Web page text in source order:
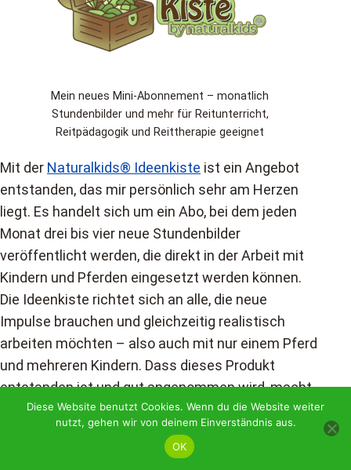
Mein neues Mini-Abonnement – monatlich
Stundenbilder und mehr für Reitunterricht,
Reitpädagogik und Reittherapie geeignet
Mit der Naturalkids® Ideenkiste ist ein Angebot
entstanden, das mir persönlich sehr am Herzen
liegt. Es handelt sich um ein Abo, bei dem jeden
Monat drei bis vier neue Stundenbilder
veröffentlicht werden, die direkt in der Arbeit mit
Kindern und Pferden eingesetzt werden können.
Die Ideenkiste richtet sich an alle, die neue
Impulse brauchen und gleichzeitig realistisch
arbeiten möchten – also auch mit nur einem Pferd
und mehreren Kindern. Dass dieses Produkt
entstanden ist und gut angenommen wird, macht
mich sehr stolz.
Naturalkids® Ranch
Diese Website benutzt Cookies. Wenn du die Website weiter
nutzt, gehen wir von deinem Einverständnis aus.
OK